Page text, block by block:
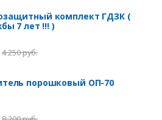
комплект ГДЗК (
7 лет !!! )
4 250 руб.
порошковый ОП-70